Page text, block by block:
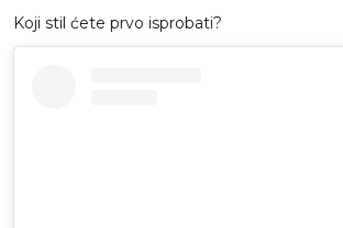
Koji stil ćete prvo isprobati?